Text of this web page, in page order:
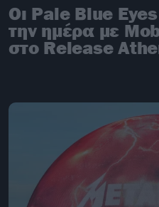
Οι Pale Blue
την ημέρα με
στο Release